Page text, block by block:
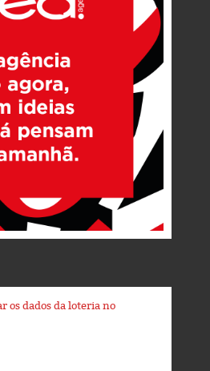
os dados da loteria no